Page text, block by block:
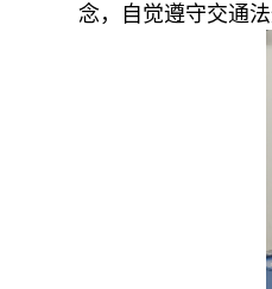
念，自觉遵守交通